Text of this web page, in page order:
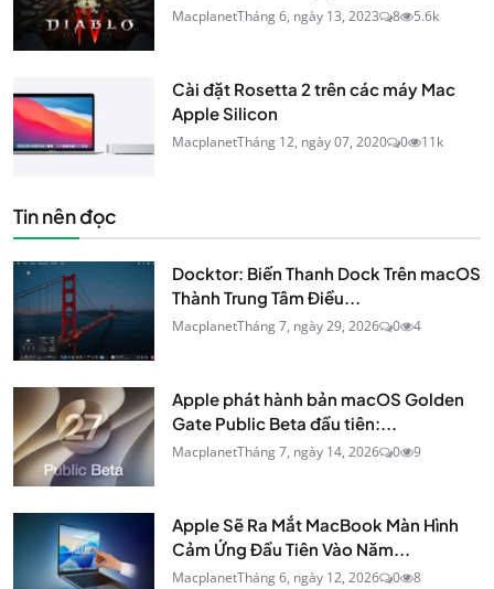
MacplanetTháng 6, ngày 13, 2023 8 5.6k
Cài đặt Rosetta 2 trên các máy Mac
Apple Silicon
MacplanetTháng 12, ngày 07, 2020 0 11k
Tin nên đọc
Docktor: Biến Thanh Dock Trên macOS
Thành Trung Tâm Điều...
MacplanetTháng 7, ngày 29, 2026 0 4
Apple phát hành bản macOS Golden
Gate Public Beta đầu tiên:...
MacplanetTháng 7, ngày 14, 2026 0 9
Apple Sẽ Ra Mắt MacBook Màn Hình
Cảm Ứng Đầu Tiên Vào Năm...
MacplanetTháng 6, ngày 12, 2026 0 8